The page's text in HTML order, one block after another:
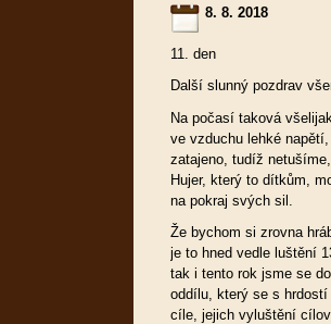
8. 8. 2018
11. den
Další slunný pozdrav
Na počasí taková
ve vzduchu lehké
zatajeno, tudíž
Hujer, který to dítkům,
na pokraj svých sil.
Že bychom si zrovna
je to hned vedle luštění
tak i tento rok jsme se
oddílu, který se s
cíle, jejich vyluštění